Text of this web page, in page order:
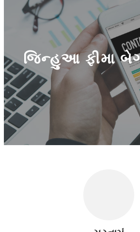
જિન્હુઆ ફીમા